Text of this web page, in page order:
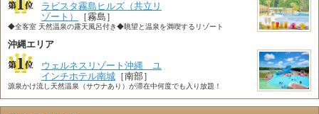
ラビスタ霧島ヒルズ（共立リ
ゾート）
［霧島］
◆全客室 天然温泉の露天風呂付き◆眺望と温泉を満喫するリゾート
沖縄エリア
ウェルネスリゾート沖縄 ユ
インチホテル南城 ［南部］
源泉かけ流し天然温泉（サウナあり）が滞在中何度でも入り放題！